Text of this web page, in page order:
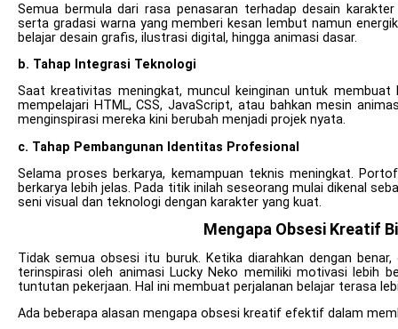
Semua bermula dari rasa penasaran terhadap desain
serta gradasi warna yang memberi kesan lembut namun
belajar desain grafis, ilustrasi digital, hingga animasi dasar.
b. Tahap Integrasi Teknologi
Saat kreativitas meningkat, muncul keinginan untuk
mempelajari HTML, CSS, JavaScript, atau bahkan mesin
menginspirasi mereka kini berubah menjadi projek nyata.
c. Tahap Pembangunan Identitas Profesional
Selama proses berkarya, kemampuan teknis meningkat.
berkarya lebih jelas. Pada titik inilah seseorang mulai dikenal
seni visual dan teknologi dengan karakter yang kuat.
Mengapa Obsesi Kreatif
Tidak semua obsesi itu buruk. Ketika diarahkan dengan
terinspirasi oleh animasi Lucky Neko memiliki motivasi lebih
tuntutan pekerjaan. Hal ini membuat perjalanan belajar terasa
Ada beberapa alasan mengapa obsesi kreatif efektif dalam